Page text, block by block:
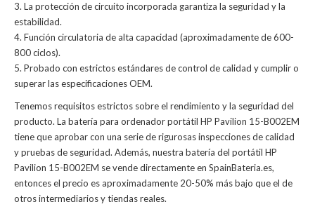
3. La protección de circuito incorporada garantiza la seguridad y la
estabilidad.
4. Función circulatoria de alta capacidad (aproximadamente de 600-
800 ciclos).
5. Probado con estrictos estándares de control de calidad y cumplir o
superar las especificaciones OEM.
Tenemos requisitos estrictos sobre el rendimiento y la seguridad del
producto. La batería para ordenador portátil HP Pavilion 15-B002EM
tiene que aprobar con una serie de rigurosas inspecciones de calidad
y pruebas de seguridad. Además, nuestra batería del portátil HP
Pavilion 15-B002EM se vende directamente en SpainBateria.es,
entonces el precio es aproximadamente 20-50% más bajo que el de
otros intermediarios y tiendas reales.